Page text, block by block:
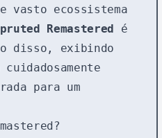
vasto ecossistema
Remastered
é
disso, exibindo
para um